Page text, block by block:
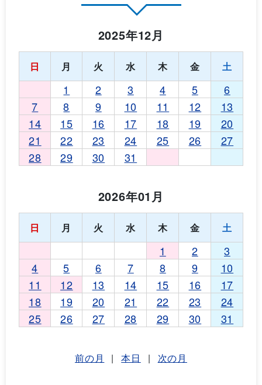
2025年12月
日 月 火 水 木 金 土
1 2 3 4 5
6
7
8 9 10 11 12
13
14
15 16 17 18 19
20
21
22 23 24 25 26
27
28
29 30 31
2026年01月
日 月 火 水 木 金 土
1 2
3
4
5 6 7 8 9
10
11
12 13 14 15 16
17
18
19 20 21 22 23
24
25
26 27 28 29 30 31
前の月 | 本日 | 次の月